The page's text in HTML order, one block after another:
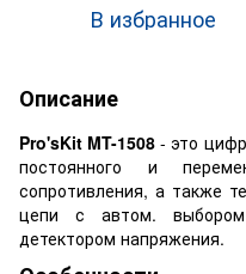
В избранное
Описание
Pro'sKit MT-1508 - это
постоянного и
сопротивления, а также
цепи с автом. выбором
детектором напряжения.